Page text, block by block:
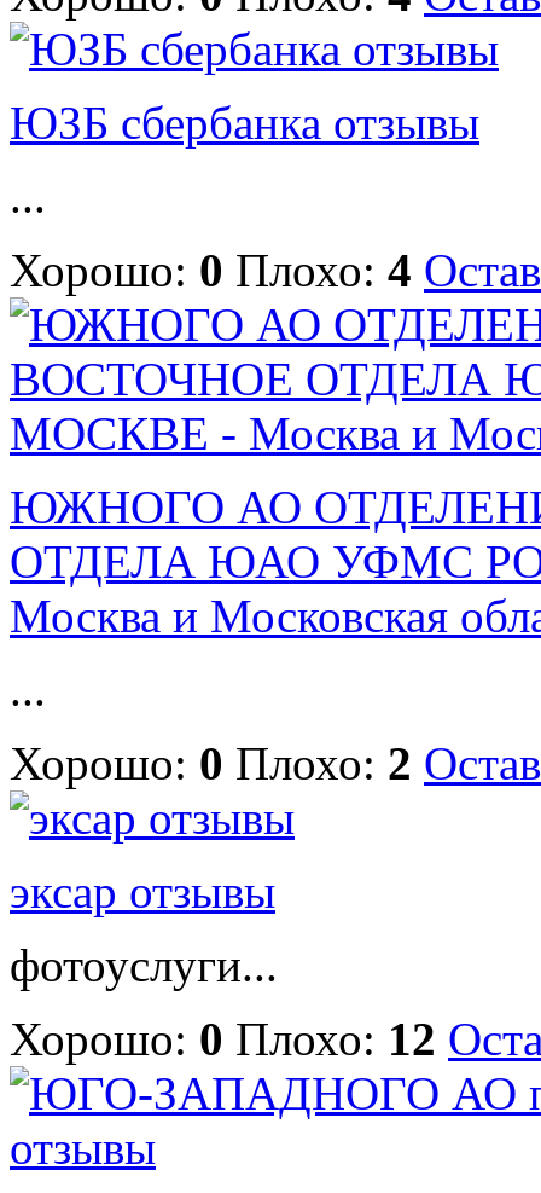
ЮЗБ сбербанка отзывы
...
Хорошо: 0 Плохо: 4
ЮЖНОГО АО
ОТДЕЛА ЮАО УФМС
Москва и Московская
...
Хорошо: 0 Плохо: 2
эксар отзывы
фотоуслуги...
Хорошо: 0 Плохо: 12